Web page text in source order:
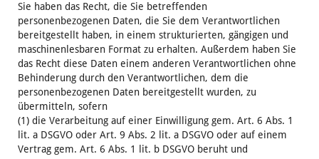
Sie haben das Recht, die Sie betreffenden
personenbezogenen Daten, die Sie dem Verantwortlichen
bereitgestellt haben, in einem strukturierten, gängigen und
maschinenlesbaren Format zu erhalten. Außerdem haben Sie
das Recht diese Daten einem anderen Verantwortlichen ohne
Behinderung durch den Verantwortlichen, dem die
personenbezogenen Daten bereitgestellt wurden, zu
übermitteln, sofern
(1) die Verarbeitung auf einer Einwilligung gem. Art. 6 Abs. 1
lit. a DSGVO oder Art. 9 Abs. 2 lit. a DSGVO oder auf einem
Vertrag gem. Art. 6 Abs. 1 lit. b DSGVO beruht und